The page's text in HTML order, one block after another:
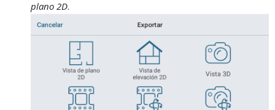
plano 2D.